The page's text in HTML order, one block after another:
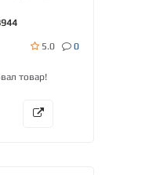
5.0 0
товар!